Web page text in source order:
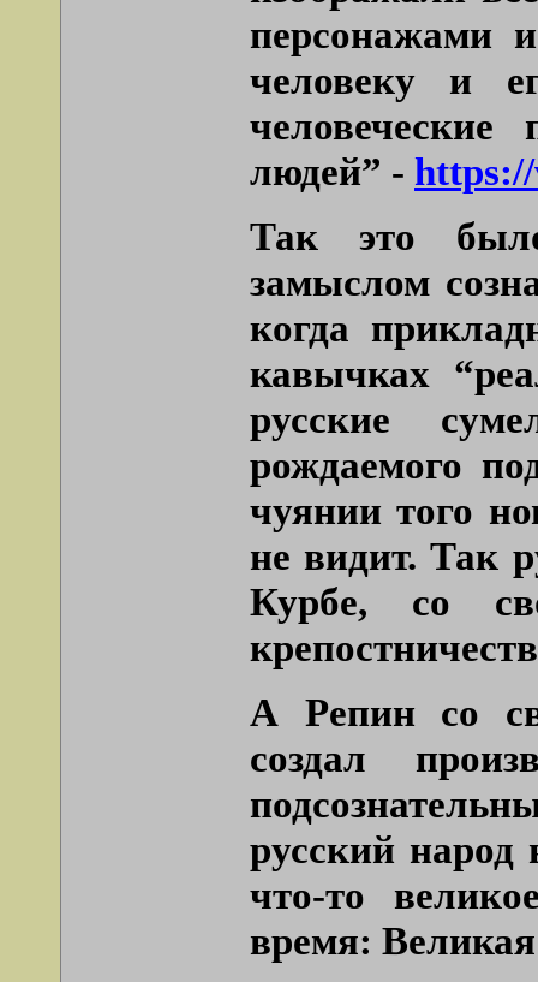
персонажами
человеку и
людей” -
Так это
замыслом
когда
кавычках
русские
рождаемого
чуянии того
не видит. Так
Курбе, со
А Репин со
создал
русский народ
что-то
время: